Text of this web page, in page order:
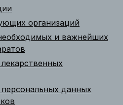
организаций
и важнейших
данных